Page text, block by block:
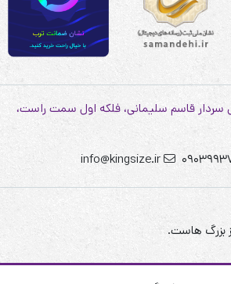
سردار قاسم سلیمانی، فلکه اول سمت راست،
info@kingsize.ir
بزرگ هاست.